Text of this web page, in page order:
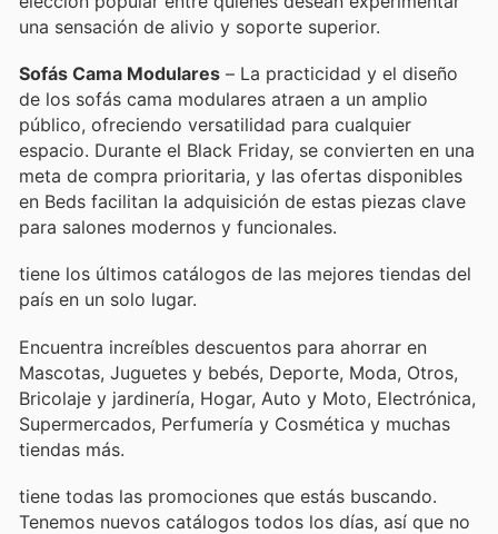
una sensación de alivio y soporte superior.
Sofás Cama Modulares – La practicidad y el diseño
de los sofás cama modulares atraen a un amplio
público, ofreciendo versatilidad para cualquier
espacio. Durante el Black Friday, se convierten en una
meta de compra prioritaria, y las ofertas disponibles
en Beds facilitan la adquisición de estas piezas clave
para salones modernos y funcionales.
tiene los últimos catálogos de las mejores tiendas del
país en un solo lugar.
Encuentra increíbles descuentos para ahorrar en
Mascotas, Juguetes y bebés, Deporte, Moda, Otros,
Bricolaje y jardinería, Hogar, Auto y Moto, Electrónica,
Supermercados, Perfumería y Cosmética y muchas
tiendas más.
tiene todas las promociones que estás buscando.
Tenemos nuevos catálogos todos los días, así que no